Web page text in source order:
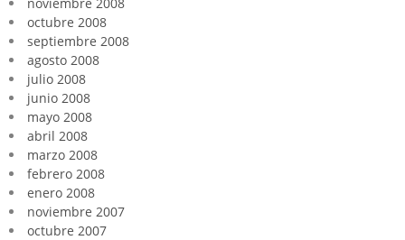
octubre 2008
septiembre 2008
agosto 2008
julio 2008
junio 2008
mayo 2008
abril 2008
marzo 2008
febrero 2008
enero 2008
noviembre 2007
octubre 2007